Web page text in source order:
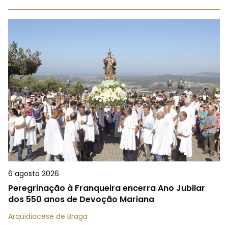
6 agosto 2026
Peregrinação à Franqueira encerra Ano Jubilar
dos 550 anos de Devoção Mariana
Arquidiocese de Braga